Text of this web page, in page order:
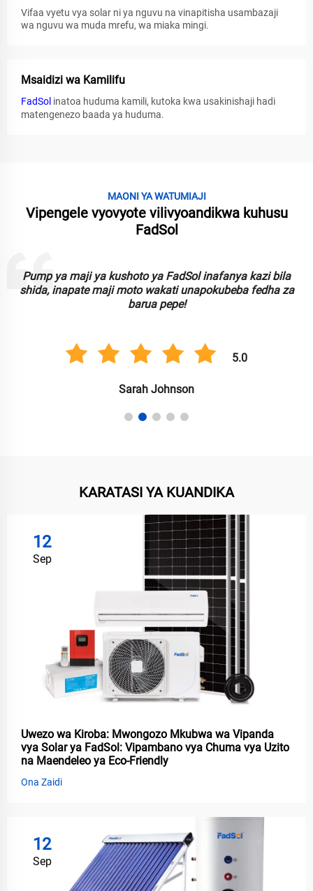
Vifaa vyetu vya solar ni ya nguvu na vinapitisha usambazaji
wa nguvu wa muda mrefu, wa miaka mingi.
Msaidizi wa Kamilifu
FadSol inatoa huduma kamili, kutoka kwa usakinishaji hadi
matengenezo baada ya huduma.
MAONI YA WATUMIAJI
Vipengele vyovyote vilivyoandikwa kuhusu
FadSol
Taa za kushoto za FadSol ni nzuri, mbadala na inaweza
kufidi. Zinazofaa kwa kupanga uzuri wa bustani wangu kwa
usimbaji!
5.0
Anil Singh
KARATASI YA KUANDIKA
12
Sep
Uwezo wa Kiroba: Mwongozo Mkubwa wa Vipanda
vya Solar ya FadSol: Vipambano vya Chuma vya Uzito
na Maendeleo ya Eco-Friendly
Ona Zaidi
12
Sep